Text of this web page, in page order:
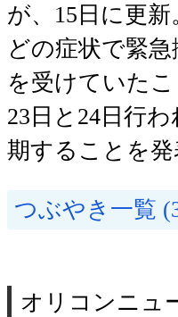
が、15日に更新
どの症状で緊
を受けていた
23日と24日行
期することを発
つぶやき一覧
オリコンニュ